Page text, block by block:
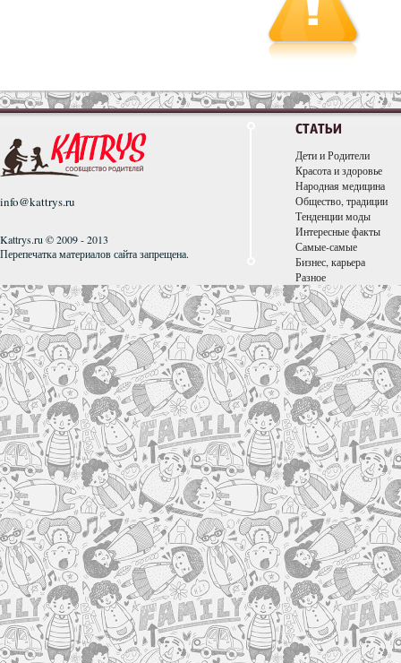
info@kattrys.ru
Kattrys.ru © 2009 - 2013
Перепечатка материалов сайта запрещена.
СТАТЬИ
Дети и Родители
Красота и здоровье
Народная медицина
Общество, традиции
Тенденции моды
Интересные факты
Самые-самые
Бизнес, карьера
Разное